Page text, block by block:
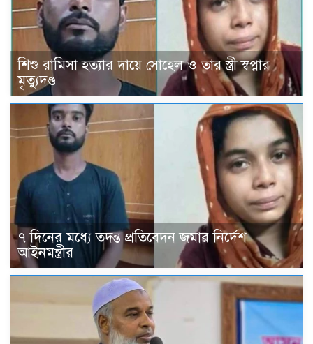
শিশু রামিসা হত্যার দায়ে সোহেল ও তার স্ত্রী স্বপ্নার
মৃত্যুদণ্ড
৭ দিনের মধ্যে তদন্ত প্রতিবেদন জমার নির্দেশ
আইনমন্ত্রীর